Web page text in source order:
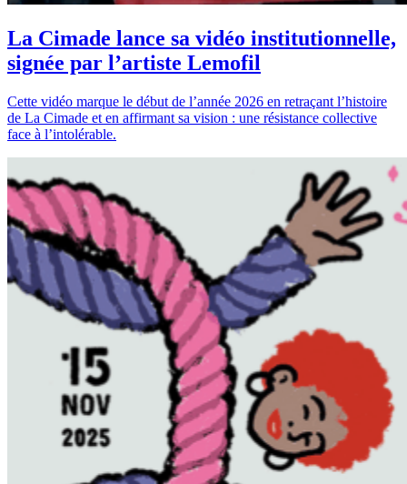
La Cimade lance sa vidéo institutionnelle,
signée par l’artiste Lemofil
Cette vidéo marque le début de l’année 2026 en retraçant l’histoire
de La Cimade et en affirmant sa vision : une résistance collective
face à l’intolérable.